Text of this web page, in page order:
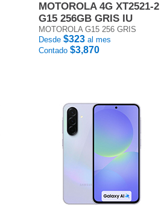
MOTOROLA 4G XT2521-2
G15 256GB GRIS IU
MOTOROLA G15 256 GRIS
Desde $323 al mes
Contado $3,870